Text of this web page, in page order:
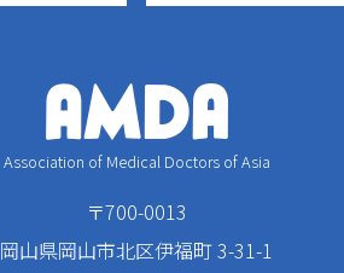
Association of Medical Doctors of Asia
〒700-0013
岡山県岡山市北区伊福町 3-31-1